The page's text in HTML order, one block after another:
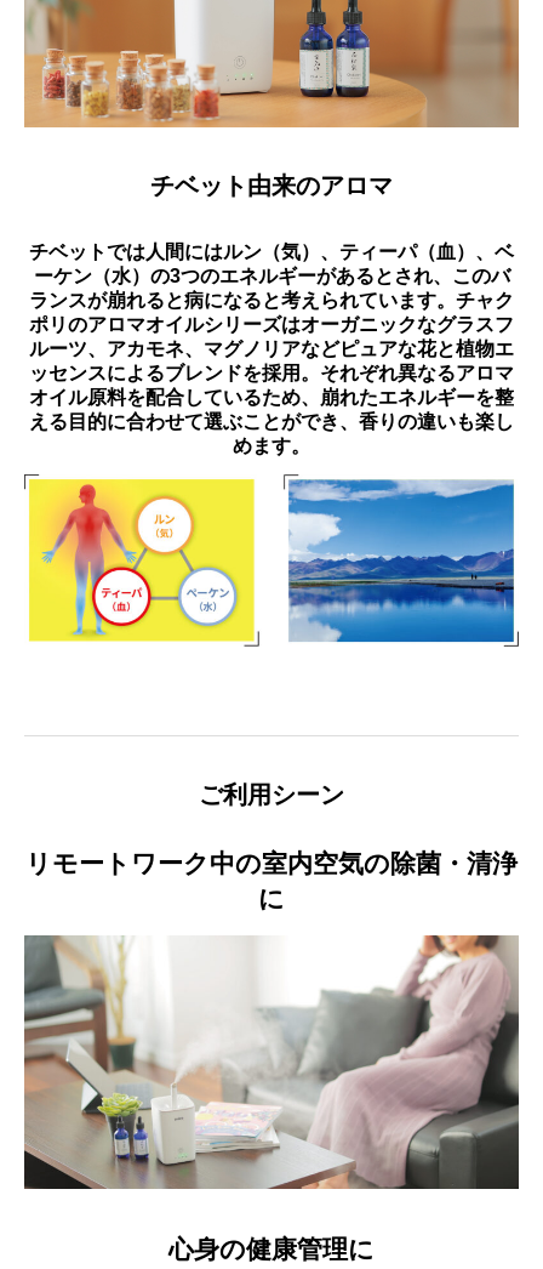
チベット由来のアロマ
チベットでは人間にはルン（気）、ティーパ（血）、ベ
ーケン（水）の3つのエネルギーがあるとされ、このバ
ランスが崩れると病になると考えられています。チャク
ポリのアロマオイルシリーズはオーガニックなグラスフ
ルーツ、アカモネ、マグノリアなどピュアな花と植物エ
ッセンスによるブレンドを採用。それぞれ異なるアロマ
オイル原料を配合しているため、崩れたエネルギーを整
える目的に合わせて選ぶことができ、香りの違いも楽し
めます。
ご利用シーン
リモートワーク中の室内空気の除菌・清浄
に
心身の健康管理に